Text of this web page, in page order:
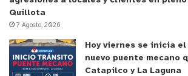
Quillota
7 Agosto, 2026
Hoy viernes se inicia
nuevo puente mecano
Catapilco y La Laguna